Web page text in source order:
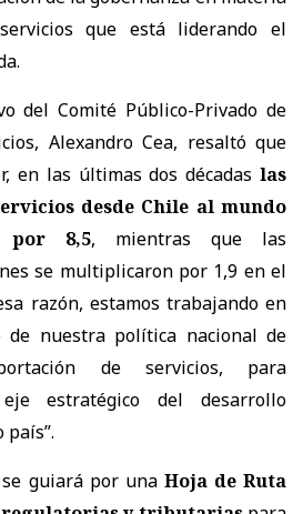
que está liderando el
del Comité Público-Privado de
Alexandro Cea, resaltó que
en las últimas dos décadas las
desde Chile al mundo
por 8,5, mientras que las
se multiplicaron por 1,9 en el
razón, estamos trabajando en
de nuestra política nacional de
de servicios, para
estratégico del desarrollo
país”.
guiará por una Hoja de Ruta